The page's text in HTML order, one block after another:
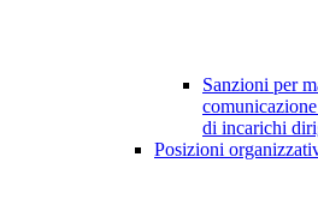
Sanzioni per
di incarichi
Posizioni